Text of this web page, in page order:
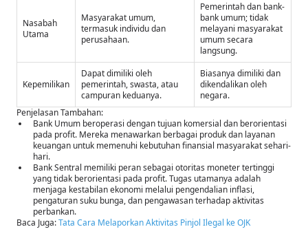
Nasabah
Utama
Masyarakat umum,
termasuk individu dan
perusahaan.
Pemerintah dan bank-
bank umum; tidak
melayani masyarakat
umum secara
langsung.
Kepemilikan
Dapat dimiliki oleh
pemerintah, swasta, atau
campuran keduanya.
Biasanya dimiliki dan
dikendalikan oleh
negara.
Penjelasan Tambahan:
Bank Umum beroperasi dengan tujuan komersial dan berorientasi
pada profit. Mereka menawarkan berbagai produk dan layanan
keuangan untuk memenuhi kebutuhan finansial masyarakat sehari-
hari.
Bank Sentral memiliki peran sebagai otoritas moneter tertinggi
yang tidak berorientasi pada profit. Tugas utamanya adalah
menjaga kestabilan ekonomi melalui pengendalian inflasi,
pengaturan suku bunga, dan pengawasan terhadap aktivitas
perbankan.
Baca Juga:Tata Cara Melaporkan Aktivitas Pinjol Ilegal ke OJK